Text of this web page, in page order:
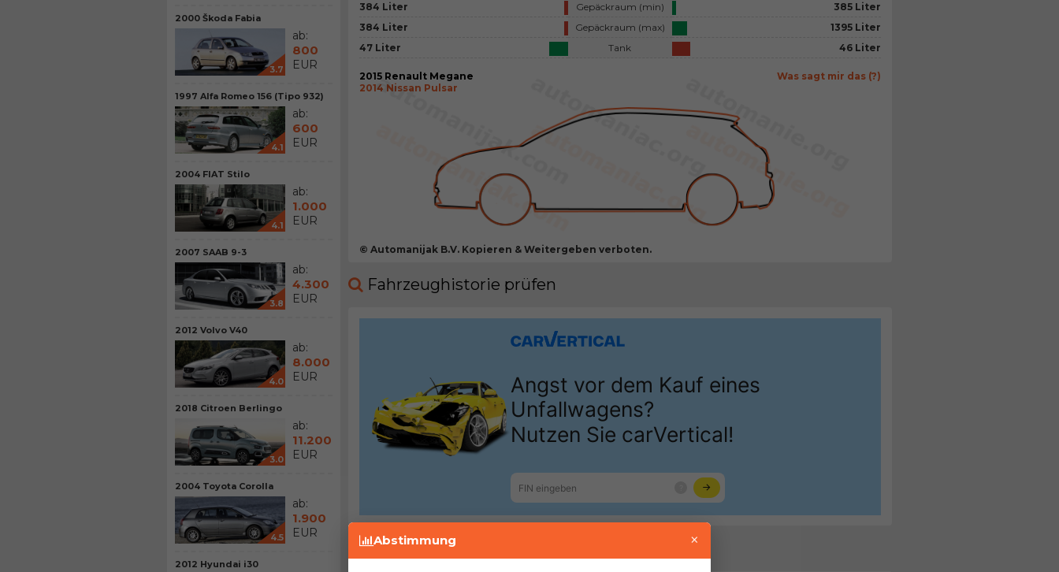
2000 Škoda Fabia
3.7
ab:
800
EUR
1997 Alfa Romeo 156 (Tipo 932)
4.1
ab:
600
EUR
2004 FIAT Stilo
4.1
ab:
1.000
EUR
2007 SAAB 9-3
3.8
ab:
4.300
EUR
2012 Volvo V40
4.0
ab:
8.000
EUR
2018 Citroen Berlingo
3.0
ab:
11.200
EUR
2004 Toyota Corolla
4.5
ab:
1.900
EUR
2012 Hyundai i30
384 Liter
384 Liter
47 Liter
Gepäckraum (min)
Gepäckraum (max)
Tank
385 Liter
1395 Liter
46 Liter
Was sagt mir das (?)
2015 Renault Megane
2014 Nissan Pulsar
© Automanijak B.V. Kopieren & Weitergeben verboten.
Fahrzeughistorie prüfen
Motor
Abstimmung ×